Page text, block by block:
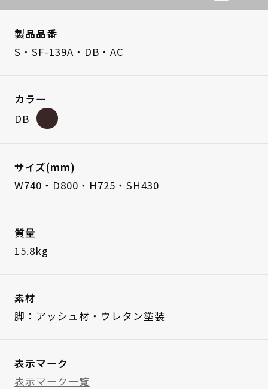
製品品番
S・SF-139A・DB・AC
カラー
DB
サイズ(mm)
W740・D800・H725・SH430
質量
15.8kg
素材
脚：アッシュ材・ウレタン塗装
表示マーク
表示マーク一覧